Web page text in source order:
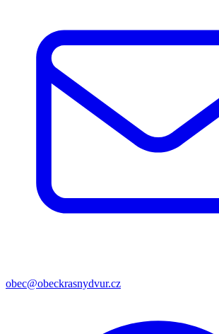
obec@obeckrasnydvur.cz